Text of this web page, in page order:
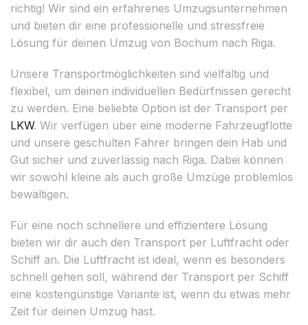
richtig! Wir sind ein erfahrenes Umzugsunternehmen
und bieten dir eine professionelle und stressfreie
Lösung für deinen Umzug von Bochum nach Riga.
Unsere Transportmöglichkeiten sind vielfältig und
flexibel, um deinen individuellen Bedürfnissen gerecht
zu werden. Eine beliebte Option ist der Transport per
LKW. Wir verfügen über eine moderne Fahrzeugflotte
und unsere geschulten Fahrer bringen dein Hab und
Gut sicher und zuverlässig nach Riga. Dabei können
wir sowohl kleine als auch große Umzüge problemlos
bewältigen.
Für eine noch schnellere und effizientere Lösung
bieten wir dir auch den Transport per Luftfracht oder
Schiff an. Die Luftfracht ist ideal, wenn es besonders
schnell gehen soll, während der Transport per Schiff
eine kostengünstige Variante ist, wenn du etwas mehr
Zeit für deinen Umzug hast.